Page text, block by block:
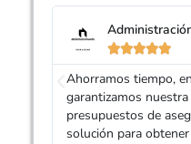

Adity no manda las
seguro, las mandan
aseguradoras en
Es magnífico.